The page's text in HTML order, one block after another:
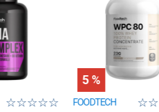
☆☆☆☆☆
5 %
FOODTECH ☆☆